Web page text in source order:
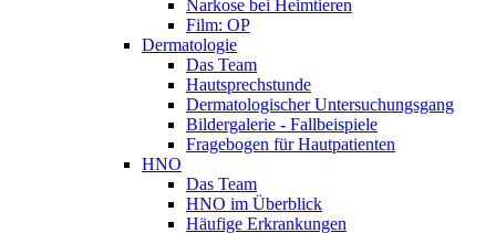
Narkose bei Heimtieren
Film: OP
Dermatologie
Das Team
Hautsprechstunde
Dermatologischer Untersuchungsgang
Bildergalerie - Fallbeispiele
Fragebogen für Hautpatienten
HNO
Das Team
HNO im Überblick
Häufige Erkrankungen